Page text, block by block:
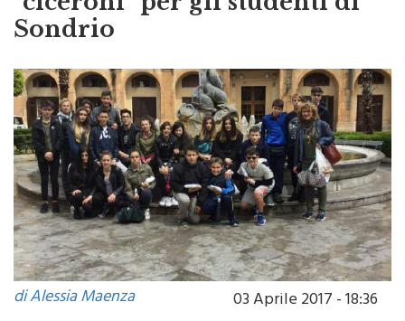
Sondrio
di Alessia Maenza
03 Aprile 2017 - 18:36